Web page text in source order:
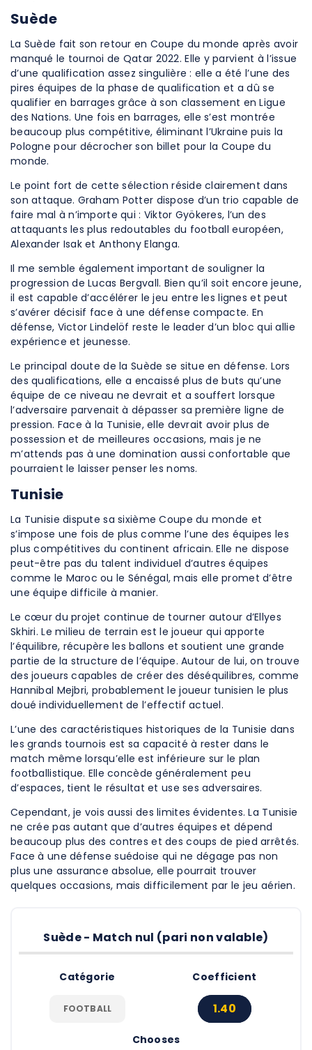
Suède
La Suède fait son retour en Coupe du monde après avoir
manqué le tournoi de Qatar 2022. Elle y parvient à l’issue
d’une qualification assez singulière : elle a été l’une des
pires équipes de la phase de qualification et a dû se
qualifier en barrages grâce à son classement en Ligue
des Nations. Une fois en barrages, elle s’est montrée
beaucoup plus compétitive, éliminant l’Ukraine puis la
Pologne pour décrocher son billet pour la Coupe du
monde.
Le point fort de cette sélection réside clairement dans
son attaque. Graham Potter dispose d’un trio capable de
faire mal à n’importe qui : Viktor Gyökeres, l’un des
attaquants les plus redoutables du football européen,
Alexander Isak et Anthony Elanga.
Il me semble également important de souligner la
progression de Lucas Bergvall. Bien qu’il soit encore jeune,
il est capable d’accélérer le jeu entre les lignes et peut
s’avérer décisif face à une défense compacte. En
défense, Victor Lindelöf reste le leader d’un bloc qui allie
expérience et jeunesse.
Le principal doute de la Suède se situe en défense. Lors
des qualifications, elle a encaissé plus de buts qu’une
équipe de ce niveau ne devrait et a souffert lorsque
l’adversaire parvenait à dépasser sa première ligne de
pression. Face à la Tunisie, elle devrait avoir plus de
possession et de meilleures occasions, mais je ne
m’attends pas à une domination aussi confortable que
pourraient le laisser penser les noms.
Tunisie
La Tunisie dispute sa sixième Coupe du monde et
s’impose une fois de plus comme l’une des équipes les
plus compétitives du continent africain. Elle ne dispose
peut-être pas du talent individuel d’autres équipes
comme le Maroc ou le Sénégal, mais elle promet d’être
une équipe difficile à manier.
Le cœur du projet continue de tourner autour d’Ellyes
Skhiri. Le milieu de terrain est le joueur qui apporte
l’équilibre, récupère les ballons et soutient une grande
partie de la structure de l’équipe. Autour de lui, on trouve
des joueurs capables de créer des déséquilibres, comme
Hannibal Mejbri, probablement le joueur tunisien le plus
doué individuellement de l’effectif actuel.
L’une des caractéristiques historiques de la Tunisie dans
les grands tournois est sa capacité à rester dans le
match même lorsqu’elle est inférieure sur le plan
footballistique. Elle concède généralement peu
d’espaces, tient le résultat et use ses adversaires.
Cependant, je vois aussi des limites évidentes. La Tunisie
ne crée pas autant que d’autres équipes et dépend
beaucoup plus des contres et des coups de pied arrêtés.
Face à une défense suédoise qui ne dégage pas non
plus une assurance absolue, elle pourrait trouver
quelques occasions, mais difficilement par le jeu aérien.
Suède - Match nul (pari non valable)
Catégorie
FOOTBALL
Coefficient
1.40
Chooses